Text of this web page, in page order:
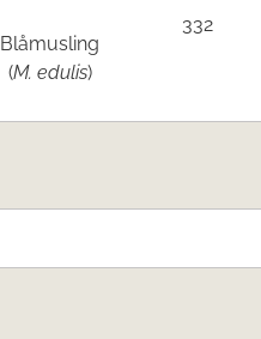
Blåmusling
(M. edulis)
332